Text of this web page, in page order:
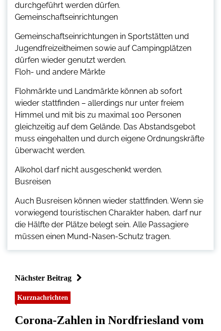
durchgeführt werden dürfen.
Gemeinschaftseinrichtungen
Gemeinschaftseinrichtungen in Sportstätten und
Jugendfreizeitheimen sowie auf Campingplätzen
dürfen wieder genutzt werden.
Floh- und andere Märkte
Flohmärkte und Landmärkte können ab sofort
wieder stattfinden – allerdings nur unter freiem
Himmel und mit bis zu maximal 100 Personen
gleichzeitig auf dem Gelände. Das Abstandsgebot
muss eingehalten und durch eigene Ordnungskräfte
überwacht werden.
Alkohol darf nicht ausgeschenkt werden.
Busreisen
Auch Busreisen können wieder stattfinden. Wenn sie
vorwiegend touristischen Charakter haben, darf nur
die Hälfte der Plätze belegt sein. Alle Passagiere
müssen einen Mund-Nasen-Schutz tragen.
Nächster Beitrag
Kurznachrichten
Corona-Zahlen in Nordfriesland vom